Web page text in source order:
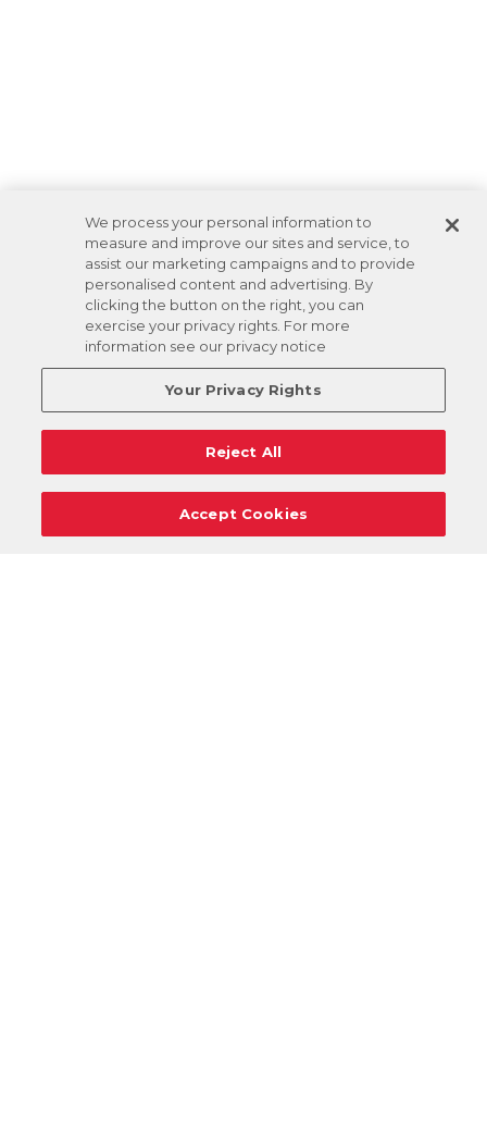
We process your personal information to
measure and improve our sites and service, to
assist our marketing campaigns and to provide
personalised content and advertising. By
clicking the button on the right, you can
exercise your privacy rights. For more
information see our privacy notice
Your Privacy Rights
Reject All
Accept Cookies